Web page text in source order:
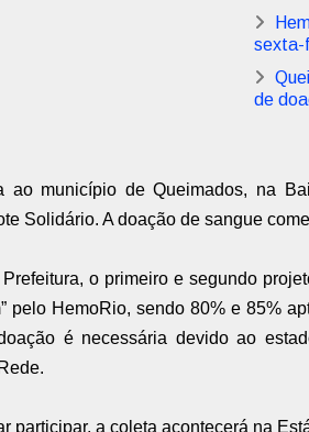
sexta-
de
ao município de Queimados, na
Solidário. A doação de sangue
o primeiro e segundo
pelo HemoRio, sendo 80% e 85%
é necessária devido ao
participar, a coleta acontecerá na